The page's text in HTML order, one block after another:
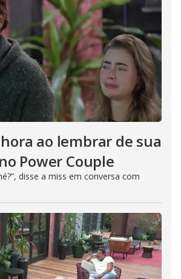
ao lembrar de sua
Power Couple
disse a miss em conversa com